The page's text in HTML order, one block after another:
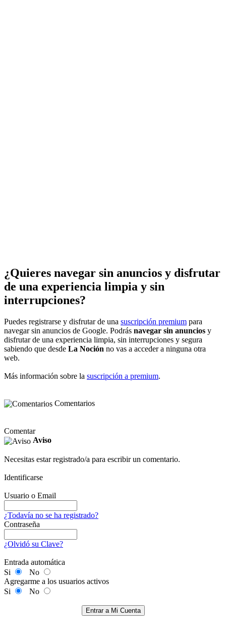
¿Quieres navegar sin anuncios y disfrutar
de una experiencia limpia y sin
interrupciones?
Puedes registrarse y disfrutar de una suscripción premium para
navegar sin anuncios de Google. Podrás navegar sin anuncios y
disfrutar de una experiencia limpia, sin interrupciones y segura
sabiendo que desde La Noción no vas a acceder a ninguna otra
web.
Más información sobre la suscripción a premium.
Comentarios
Comentar
Aviso
Necesitas estar registrado/a para escribir un comentario.
Identificarse
Usuario o Email
¿Todavía no se ha registrado?
Contraseña
¿Olvidó su Clave?
Entrada automática
Si
No
Agregarme a los usuarios activos
Si
No
Entrar a Mi Cuenta